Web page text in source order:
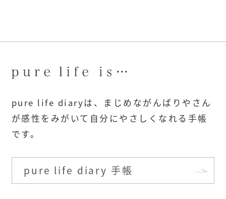
pure life diaryは、まじめながんばりやさん
が感性をみがいて自分にやさしくなれる手帳
です。
pure life diary 手帳